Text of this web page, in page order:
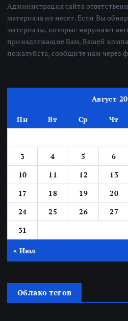
Администрация сайта
материала не несет. Если Вы
материалы, которые нарушают
принадлежащие Вам, Вашей
пожалуйста, сообщите нам через
Август
Пн Вт Ср Чт
3
4 5 6
10
11 12 13
17
18 19 20
24
25 26 27
31
« Июл
Облако тегов